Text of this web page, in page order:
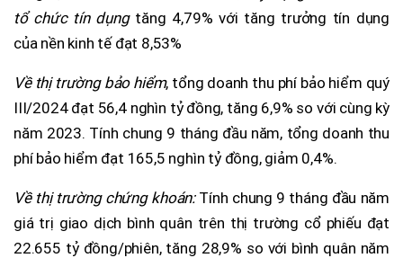
tổ chức tín dụngtăng 4,79% với tăng trưởng tín dụng
của nền kinh tế đạt 8,53%
Về thị trường bảo hiểm, tổng doanh thu phí bảo hiểm quý
III/2024 đạt 56,4 nghìn tỷ đồng, tăng 6,9% so với cùng kỳ
năm 2023. Tính chung 9 tháng đầu năm, tổng doanh thu
phí bảo hiểm đạt 165,5 nghìn tỷ đồng, giảm 0,4%.
Về thị trường chứng khoán: Tính chung 9 tháng đầu năm
giá trị giao dịch bình quân trên thị trường cổ phiếu đạt
22.655 tỷ đồng/phiên, tăng 28,9% so với bình quân năm